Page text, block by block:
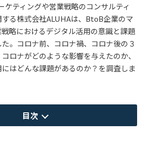
ケティングや営業戦略のコンサルティ
る株式会社ALUHAは、BtoB企業のマ
略におけるデジタル活用の意識と課題
。コロナ前、コロナ禍、コロナ後の３
ロナがどのような影響を与えたのか、
はどんな課題があるのか？を調査しま
目次